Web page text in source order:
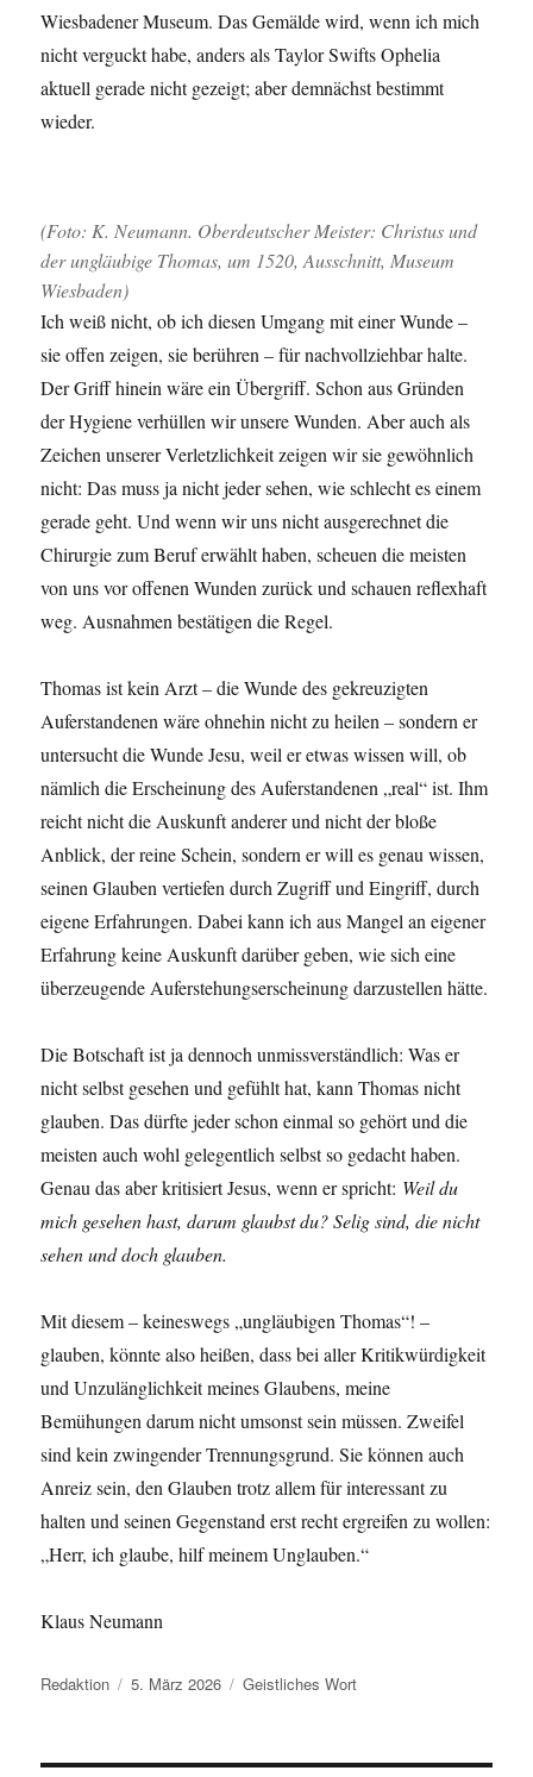
Wiesbadener Museum. Das Gemälde wird, wenn ich mich
nicht verguckt habe, anders als Taylor Swifts Ophelia
aktuell gerade nicht gezeigt; aber demnächst bestimmt
wieder.
(Foto: K. Neumann. Oberdeutscher Meister: Christus und
der ungläubige Thomas, um 1520, Ausschnitt, Museum
Wiesbaden)
Ich weiß nicht, ob ich diesen Umgang mit einer Wunde –
sie offen zeigen, sie berühren – für nachvollziehbar halte.
Der Griff hinein wäre ein Übergriff. Schon aus Gründen
der Hygiene verhüllen wir unsere Wunden. Aber auch als
Zeichen unserer Verletzlichkeit zeigen wir sie gewöhnlich
nicht: Das muss ja nicht jeder sehen, wie schlecht es einem
gerade geht. Und wenn wir uns nicht ausgerechnet die
Chirurgie zum Beruf erwählt haben, scheuen die meisten
von uns vor offenen Wunden zurück und schauen reflexhaft
weg. Ausnahmen bestätigen die Regel.
Thomas ist kein Arzt – die Wunde des gekreuzigten
Auferstandenen wäre ohnehin nicht zu heilen – sondern er
untersucht die Wunde Jesu, weil er etwas wissen will, ob
nämlich die Erscheinung des Auferstandenen „real“ ist. Ihm
reicht nicht die Auskunft anderer und nicht der bloße
Anblick, der reine Schein, sondern er will es genau wissen,
seinen Glauben vertiefen durch Zugriff und Eingriff, durch
eigene Erfahrungen. Dabei kann ich aus Mangel an eigener
Erfahrung keine Auskunft darüber geben, wie sich eine
überzeugende Auferstehungserscheinung darzustellen hätte.
Die Botschaft ist ja dennoch unmissverständlich: Was er
nicht selbst gesehen und gefühlt hat, kann Thomas nicht
glauben. Das dürfte jeder schon einmal so gehört und die
meisten auch wohl gelegentlich selbst so gedacht haben.
Genau das aber kritisiert Jesus, wenn er spricht: Weil du
mich gesehen hast, darum glaubst du? Selig sind, die nicht
sehen und doch glauben.
Mit diesem – keineswegs „ungläubigen Thomas“! –
glauben, könnte also heißen, dass bei aller Kritikwürdigkeit
und Unzulänglichkeit meines Glaubens, meine
Bemühungen darum nicht umsonst sein müssen. Zweifel
sind kein zwingender Trennungsgrund. Sie können auch
Anreiz sein, den Glauben trotz allem für interessant zu
halten und seinen Gegenstand erst recht ergreifen zu wollen:
„Herr, ich glaube, hilf meinem Unglauben.“
Klaus Neumann
Autor
Redaktion
Veröffentlicht
5. März 2026 Kategorien
Geistliches Wort